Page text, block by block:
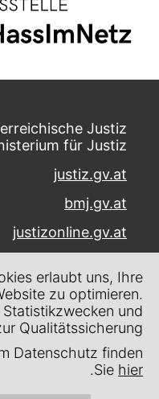
Justiz
für Justiz
justiz.gv.at
bmj.gv.at
justizonline.gv.at
Museumstraße 7
1070 Wien
Kontakt
Impressum
erlaubt uns, Ihre
zu optimieren.
und
Qualitätssicherung
Datenschutz finden
Sie hier
.